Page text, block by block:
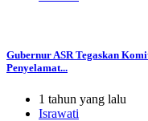
Gubernur ASR Tegaskan
Penyelamat...
1 tahun yang lalu
Israwati